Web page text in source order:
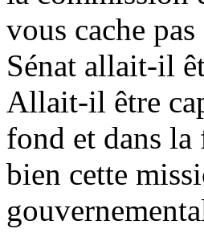
vous cache
Sénat allait-il
Allait-il être
fond et dans la
bien cette